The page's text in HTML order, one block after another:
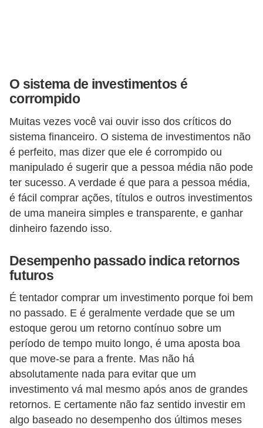
O sistema de investimentos é
corrompido
Muitas vezes você vai ouvir isso dos críticos do
sistema financeiro. O sistema de investimentos não
é perfeito, mas dizer que ele é corrompido ou
manipulado é sugerir que a pessoa média não pode
ter sucesso. A verdade é que para a pessoa média,
é fácil comprar ações, títulos e outros investimentos
de uma maneira simples e transparente, e ganhar
dinheiro fazendo isso.
Desempenho passado indica retornos
futuros
É tentador comprar um investimento porque foi bem
no passado. E é geralmente verdade que se um
estoque gerou um retorno contínuo sobre um
período de tempo muito longo, é uma aposta boa
que move-se para a frente. Mas não há
absolutamente nada para evitar que um
investimento vá mal mesmo após anos de grandes
retornos. E certamente não faz sentido investir em
algo baseado no desempenho dos últimos meses
c
i
a
m
e
n
t
o
s
o
r
m
a
s
d
p
a
g